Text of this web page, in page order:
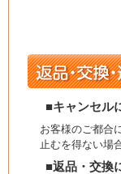
■キャンセル
お客様のご都合
止むを得ない場
■返品・交換